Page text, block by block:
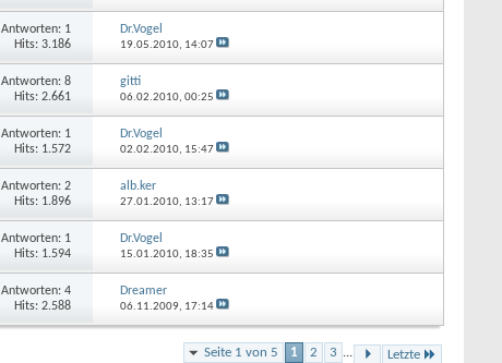
Antworten: 1
Hits: 3.186
Dr.Vogel
19.05.2010, 14:07
Antworten: 8
Hits: 2.661
gitti
06.02.2010, 00:25
Antworten: 1
Hits: 1.572
Dr.Vogel
02.02.2010, 15:47
Antworten: 2
Hits: 1.896
alb.ker
27.01.2010, 13:17
Antworten: 1
Hits: 1.594
Dr.Vogel
15.01.2010, 18:35
Antworten: 4
Hits: 2.588
Dreamer
06.11.2009, 17:14
Seite 1 von 5 1 2 3 ... Letzte